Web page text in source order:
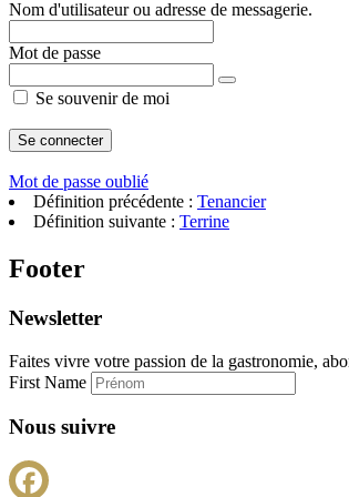
Nom d'utilisateur ou adresse de messagerie.
Mot de passe
Se souvenir de moi
Mot de passe oublié
Définition précédente : Tenancier
Définition suivante : Terrine
Footer
Newsletter
Faites vivre votre passion de la gastronomie,
First Name
Nous suivre